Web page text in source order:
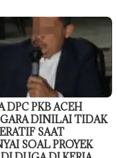
DPC PKB ACEH
DINILAI TIDAK
SAAT
SOAL PROYEK